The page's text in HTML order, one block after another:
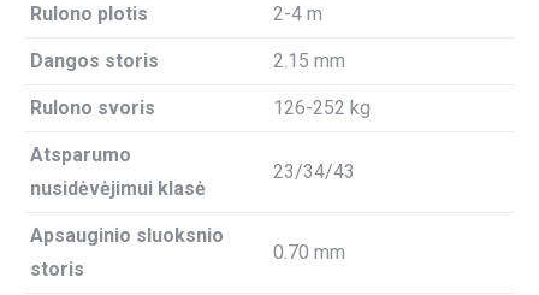
Rulono plotis 2-4 m
Dangos storis 2.15 mm
Rulono svoris 126-252 kg
Atsparumo
nusidėvėjimui klasė
23/34/43
Apsauginio sluoksnio
storis
0.70 mm